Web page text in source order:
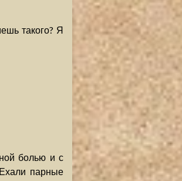
такого? Я
болью и с
парные